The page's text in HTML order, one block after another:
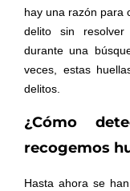
hay una razón para
delito sin resolver
durante una
veces, estas
delitos.
¿Cómo
recogemos
Hasta ahora se